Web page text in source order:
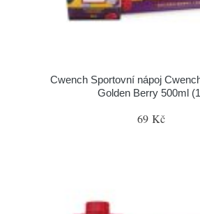
Cwench Sportovní nápoj
Golden Berry 500ml
69 Kč